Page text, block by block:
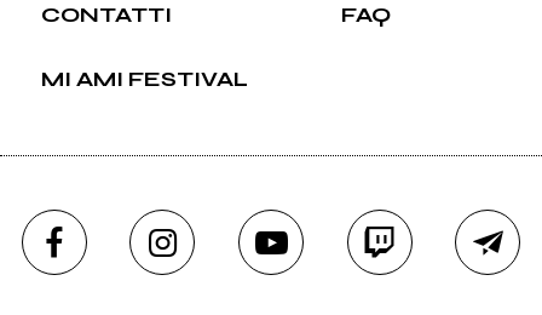
CONTATTI FAQ
MI AMI FESTIVAL